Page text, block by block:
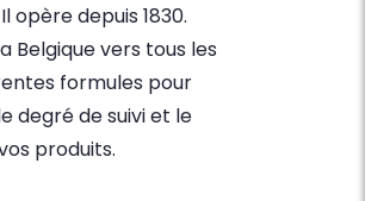
opère depuis 1830.
Belgique vers tous les
formules pour
degré de suivi et le
produits.